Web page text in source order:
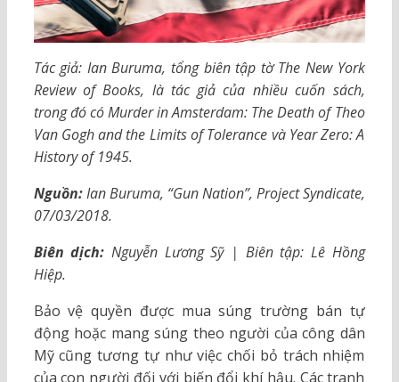
Tác giả: Ian Buruma, tổng biên tập tờ The New York
Review of Books, là tác giả của nhiều cuốn sách,
trong đó có Murder in Amsterdam: The Death of Theo
Van Gogh and the Limits of Tolerance và Year Zero: A
History of 1945.
Nguồn:Ian Buruma, “Gun Nation”, Project Syndicate,
07/03/2018.
Biên dịch: Nguyễn Lương Sỹ | Biên tập: Lê Hồng
Hiệp.
Bảo vệ quyền được mua súng trường bán tự
động hoặc mang súng theo người của công dân
Mỹ cũng tương tự như việc chối bỏ trách nhiệm
của con người đối với biến đổi khí hậu. Các tranh